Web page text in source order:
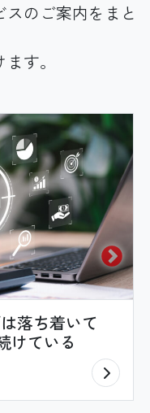
のご案内をまと
す。
落ち着いて
けている